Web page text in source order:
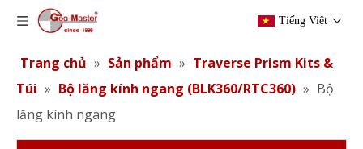
Tiếng Việt
Trang chủ » Sản phẩm » Traverse Prism Kits &
Túi » Bộ lăng kính ngang (BLK360/RTC360) » Bộ
lăng kính ngang